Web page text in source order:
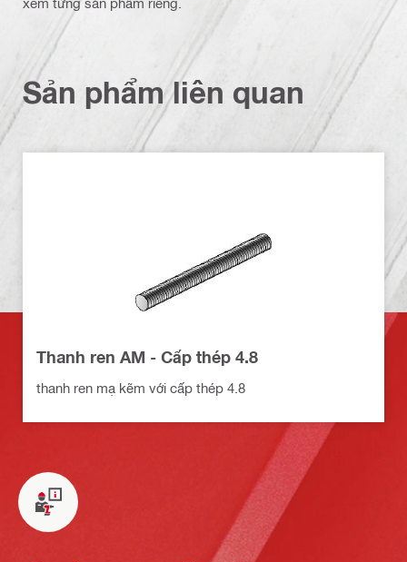
Sản phẩm liên quan
Thanh ren AM - Cấp thép 4.8
thanh ren mạ kẽm với cấp thép 4.8